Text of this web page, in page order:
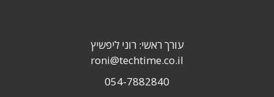
עורך ראשי: רוני ליפשיץ
roni@techtime.co.il
054-7882840